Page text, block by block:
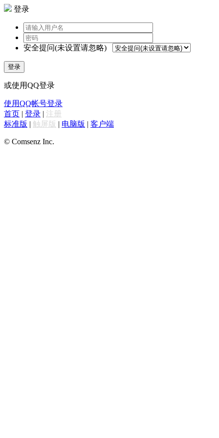
登录
安全提问(未设置请忽略)
登录
或使用QQ登录
使用QQ帐号登录
首页 | 登录 | 注册
标准版 | 触屏版 | 电脑版 | 客户端
© Comsenz Inc.